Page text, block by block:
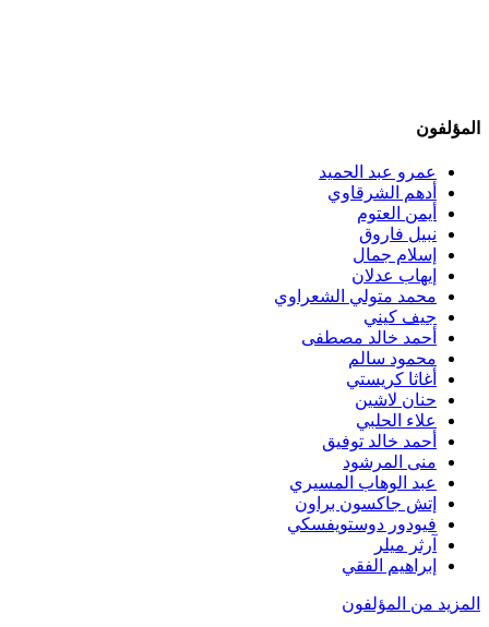
المؤلفون
عمرو عبد الحميد
أدهم الشرقاوي
أيمن العتوم
نبيل فاروق
إسلام جمال
إيهاب عدلان
محمد متولي الشعراوي
جيف كيني
أحمد خالد مصطفى
محمود سالم
أغاثا كريستي
حنان لاشين
علاء الحلبي
أحمد خالد توفيق
منى المرشود
عبد الوهاب المسيري
إتش جاكسون براون
فيودور دوستويفسكي
آرثر ميلر
إبراهيم الفقي
المزيد من المؤلفون